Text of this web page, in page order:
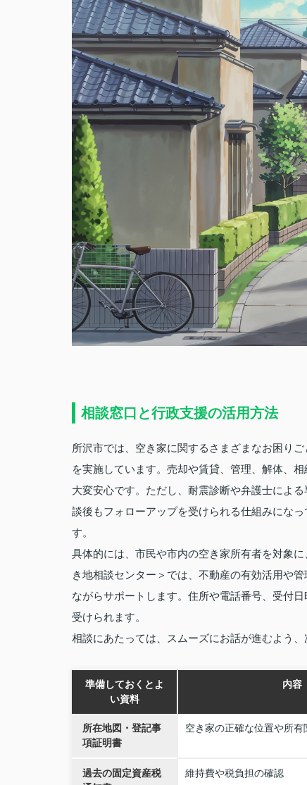
相談窓口と行政支援の活用方法
所沢市では、空き家に関するさまざまなお困り
を実施しています。売却や賃貸、管理、解体、
大変安心です。ただし、耐震診断や弁護士によ
談後もフォローアップを受けられる仕組みにな
す。
具体的には、市民や市内の空き家所有者を対象
き地相談センター＞では、不動産の有効活用や
ながらサポートします。住所や電話番号、受付
受けられます。
相談にあたっては、スムーズにお話が進むよう
準備しておくとよ
い資料
内容
所在地図・登記事
項証明書
空き家の正確な位置や所有
過去の固定資産税
維持費や税負担の確認